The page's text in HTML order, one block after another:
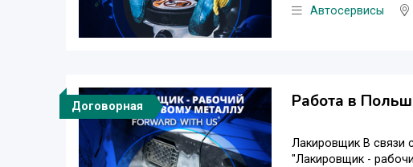
Автосервисы
Договорная Работа в
Лакировщик В связи
"Лакировщик -